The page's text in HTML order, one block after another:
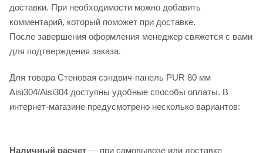
доставки. При необходимости можно добавить
комментарий, который поможет при доставке.
После завершения оформления менеджер свяжется с вами
для подтверждения заказа.
Для товара Стеновая сэндвич-панель PUR 80 мм
Aisi304/Aisi304 доступны удобные способы оплаты. В
интернет-магазине предусмотрено несколько вариантов:
Наличный расчет — при самовывозе или доставке